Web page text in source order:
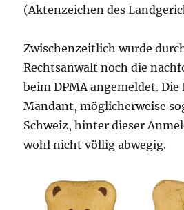
(Aktenzeichen des
Zwischenzeitlich wurde
Rechtsanwalt noch die
beim DPMA angemeldet. Die
Mandant, möglicherweise
Schweiz, hinter dieser
wohl nicht völlig abwegig.